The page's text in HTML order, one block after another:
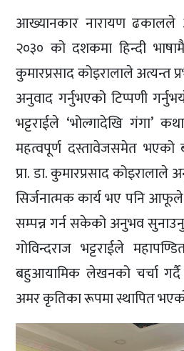
आख्यानकार नारायण ढकालले
२०३० को दशकमा हिन्दी
कुमारप्रसाद कोइरालाले अत्यन्त
अनुवाद गर्नुभएको टिप्पणी
भट्टराईले ‘भोल्गादेखि गंगा’
महत्वपूर्ण दस्तावेजसमेत
प्रा. डा. कुमारप्रसाद
सिर्जनात्मक कार्य भए पनि
सम्पन्न गर्न सकेको अनुभव
गोविन्दराज भट्टराईले
बहुआयामिक लेखनको चर्चा गर्दै
अमर कृतिका रूपमा स्थापित